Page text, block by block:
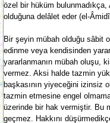
özel bir hüküm bulunmadıkça,
olduğuna delâlet eder (el-
Bir şeyin mübah olduğu sâbit
edinme veya kendisinden
yararlanmanın mübah oluşu,
vermez. Aksi halde tazmin
başkasının yiyeceğini izinsiz
tazmin etmesine engel
üzerinde bir hak vermiştir. Bu
geçmez. Hakkını